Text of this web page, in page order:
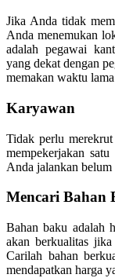
Jika Anda tidak
Anda menemukan
adalah pegawai
yang dekat dengan
memakan waktu
Karyawan
Tidak perlu
mempekerjakan
Anda jalankan
Mencari Bahan
Bahan baku adalah
akan berkualitas
Carilah bahan
mendapatkan harga